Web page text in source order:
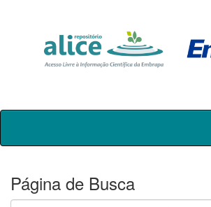
Skip
Página de Busca